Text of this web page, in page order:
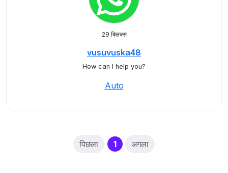
29 क्लिक्स
vusuvuska48
How can I help you?
Auto
पिछला 1(current)
अगला